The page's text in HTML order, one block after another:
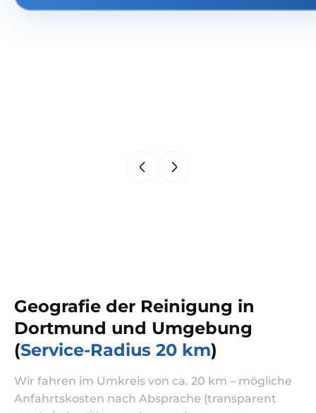
Geografie der Reinigung in
Dortmund und Umgebung
(Service-Radius 20 km)
Wir fahren im Umkreis von ca. 20 km – mögliche
Anfahrtskosten nach Absprache (transparent